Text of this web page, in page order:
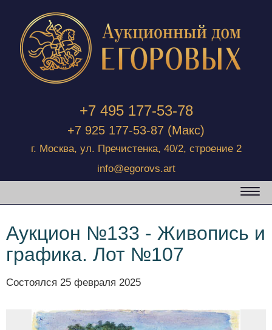
+7 495 177-53-78
+7 925 177-53-87 (Макс)
г. Москва, ул. Пречистенка, 40/2, строение 2
info@egorovs.art
Аукцион №133 - Живопись и
графика. Лот №107
Состоялся 25 февраля 2025